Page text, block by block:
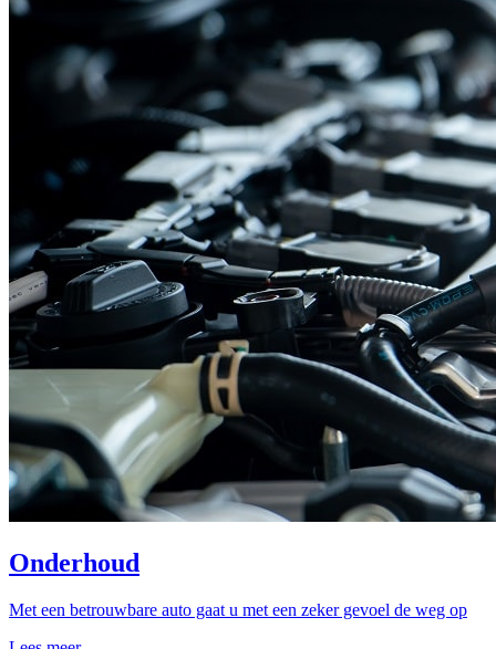
Onderhoud
Met een betrouwbare auto gaat u met een zeker gevoel de weg op